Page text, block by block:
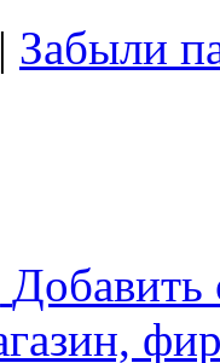
| Забыли
Добавить